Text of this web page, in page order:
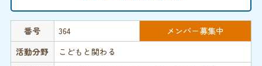
n
番号 364
メンバー募集中
活動分野
こどもと関わる